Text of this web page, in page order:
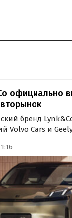
официально
бренд
Volvo Cars и
для
20 ноября,
премьера